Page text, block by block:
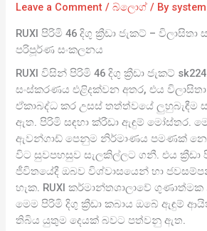
Leave a Comment /බ්ලොග් / By system
RUXI පිරිමි 46 දිගු ක්‍රීඩා ජැකට් –
පරිපූර්ණ සංකලනය
RUXI විසින් පිරිමි 46 දිගු ක්‍රීඩා ජැකට්
සංස්කරණය එළිදක්වන අතර, එය
ඒකාබද්ධ කර උසස් තත්ත්වයේ ලුහුබැඳීම
ඇත. පිරිමි සඳහා ක්රීඩා ඇඳුම් මෝස්තර.
ඇවන්ගාඩ් පෙනුම නිර්මාණය පමණක්
විට සුවපහසුව සැලකිල්ලට ගනී. එය ක්‍රීඩා
ජීවිතයේදී ඔබව විශ්වාසයෙන් හා
හැක. RUXI කර්මාන්තශාලාවේ
මෙම පිරිමි දිගු ක්‍රීඩා කබාය ඔබේ ඇඳුම්
තිබිය යුතුම දෙයක් බවට පත්වනු ඇත.